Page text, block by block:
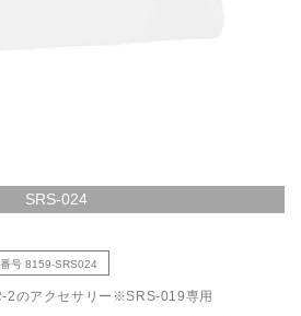
SRS-024
号 8159-SRS024
2のアクセサリー※SRS-019専用